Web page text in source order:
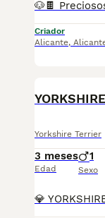
Criador
Alicante,
Yorkshire Terrier
3 meses
Edad
1
Sexo